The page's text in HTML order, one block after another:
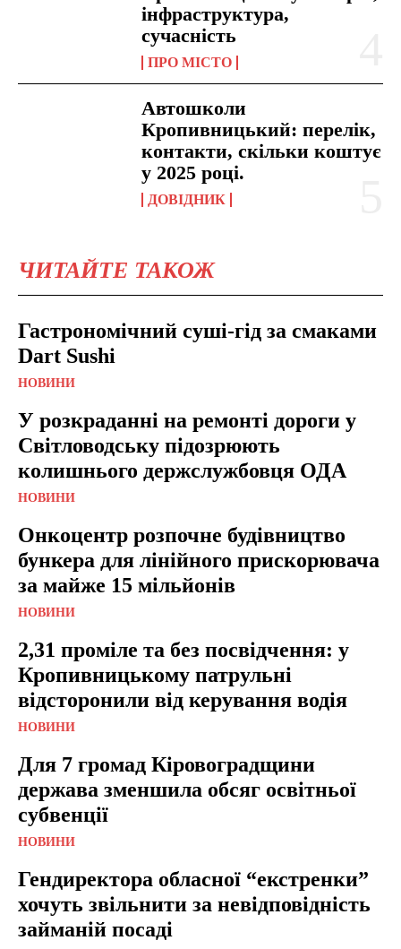
інфраструктура,
сучасність
ПРО МІСТО
Автошколи
Кропивницький: перелік,
контакти, скільки коштує
у 2025 році.
ДОВІДНИК
ЧИТАЙТЕ ТАКОЖ
Гастрономічний суші-гід за смаками
Dart Sushi
НОВИНИ
У розкраданні на ремонті дороги у
Світловодську підозрюють
колишнього держслужбовця ОДА
НОВИНИ
Онкоцентр розпочне будівництво
бункера для лінійного прискорювача
за майже 15 мільйонів
НОВИНИ
2,31 проміле та без посвідчення: у
Кропивницькому патрульні
відсторонили від керування водія
НОВИНИ
Для 7 громад Кіровоградщини
держава зменшила обсяг освітньої
субвенції
НОВИНИ
Гендиректора обласної “екстренки”
хочуть звільнити за невідповідність
займаній посаді